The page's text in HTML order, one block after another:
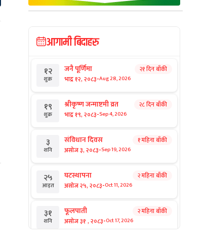
आगामी बिदाहरु
१२
शुक्र
जनै पूर्णिमा
भाद्र १२, २०८३-Aug 28, 2026
२१ दिन बाँकी
१९
शुक्र
श्रीकृष्ण जन्माष्टमी व्रत
भाद्र १९, २०८३-Sep 4, 2026
२८ दिन बाँकी
३
शनि
संविधान दिवस
असोज ३, २०८३-Sep 19, 2026
१ महिना बाँकी
२५
आइत
घटस्थापना
असोज २५, २०८३-Oct 11, 2026
२ महिना बाँकी
३१
शनि
फूलपाती
असोज ३१ , २०८३-Oct 17, 2026
२ महिना बाँकी